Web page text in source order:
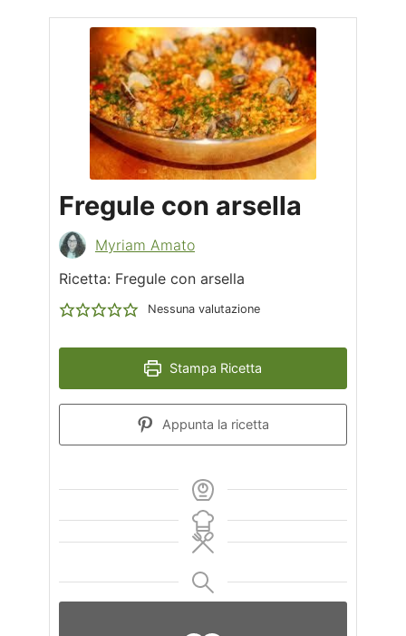
Fregule con arsella
Myriam Amato
Ricetta: Fregule con arsella
Nessuna valutazione
Stampa Ricetta
Appunta la ricetta